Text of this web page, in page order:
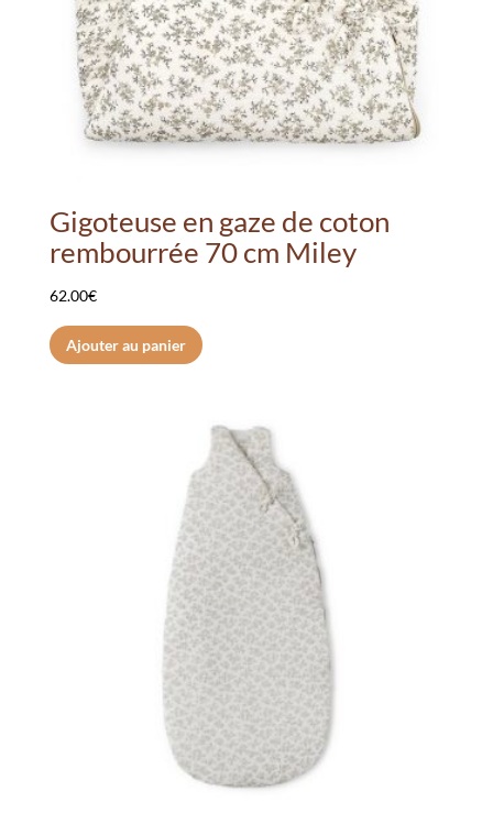
Gigoteuse en gaze de coton
rembourrée 70 cm Miley
62.00€
Ajouter au panier